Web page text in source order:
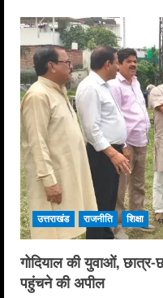
उत्तराखंड राजनीति शिक्षा
गोदियाल की युवाओं,
पहुंचने की अपील